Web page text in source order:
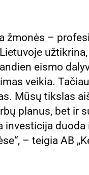
žmonės –
eismo
veikia.
Mūsų tikslas
planus, bet ir
investicija
– teigia AB